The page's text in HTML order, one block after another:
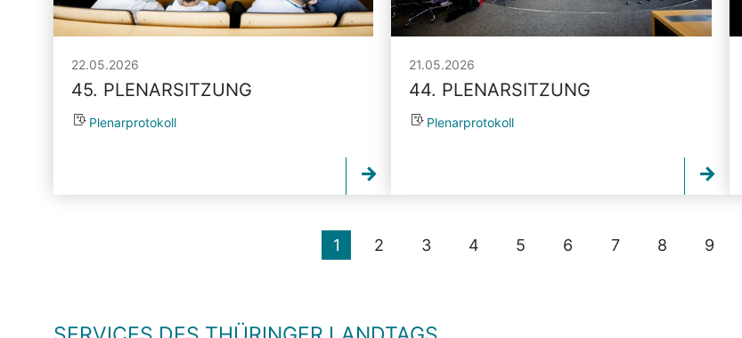
22.05.2026
45. PLENARSITZUNG
Plenarprotokoll
21.05.2026
44. PLENARSITZUNG
Plenarprotokoll
1 2 3 4 5 6 7 8 9